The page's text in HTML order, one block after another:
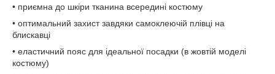
• приємна до шкіри тканина всередині костюму
• оптимальний захист завдяки самоклеючій плівці на
блискавці
• еластичний пояс для ідеальної посадки (в жовтій моделі
костюму)